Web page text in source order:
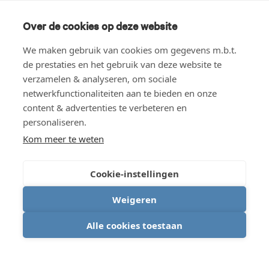
Over de cookies op deze website
We maken gebruik van cookies om gegevens m.b.t.
de prestaties en het gebruik van deze website te
verzamelen & analyseren, om sociale
netwerkfunctionaliteiten aan te bieden en onze
content & advertenties te verbeteren en
personaliseren.
Kom meer te weten
Cookie-instellingen
Weigeren
Alle cookies toestaan